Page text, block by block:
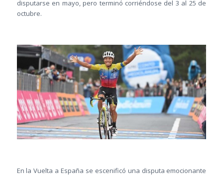
disputarse en mayo, pero terminó corriéndose del 3 al 25 de
octubre.
En la Vuelta a España se escenificó una disputa emocionante